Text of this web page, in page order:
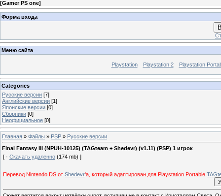
[Gamer PS one]
Форма входа
Меню сайта
Playstation Playstation 2 Playstation
Categories
Русские версии [7]
Английские версии [1]
Японские версии [0]
Сборники [0]
Неофициальное [0]
Главная » Файлы » PSP » Русские версии
Final Fantasy III (NPUH-10125) (TAGteam + Shedevr) (v1.11) (PSP) 1 игрок
[ · Скачать удаленно (174 mb) ]
Перевод Nintendo DS от Shedevr'а, который адаптирован для Playstation Portable